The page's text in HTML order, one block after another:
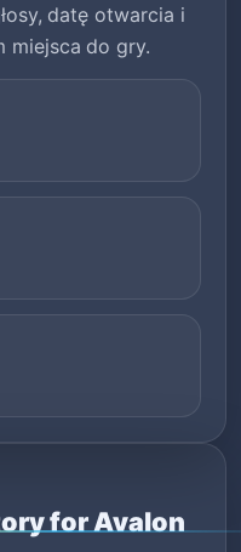
datę otwarcia i
miejsca do gry.
for Avalon